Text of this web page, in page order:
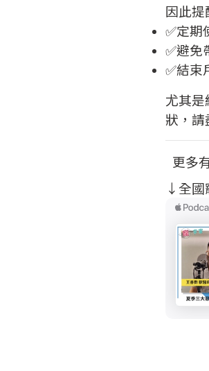
因此提
✅定期
✅避免
✅結束
尤其是
狀，請
更多
↓全國